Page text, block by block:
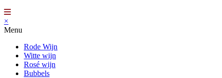
×
Menu
Rode Wijn
Witte wijn
Rosé wijn
Bubbels